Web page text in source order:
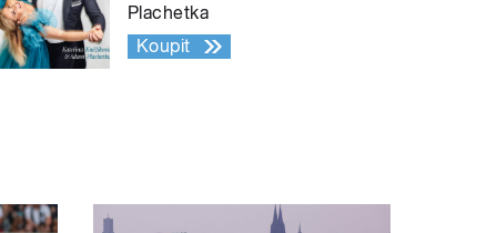
Plachetka
Koupit